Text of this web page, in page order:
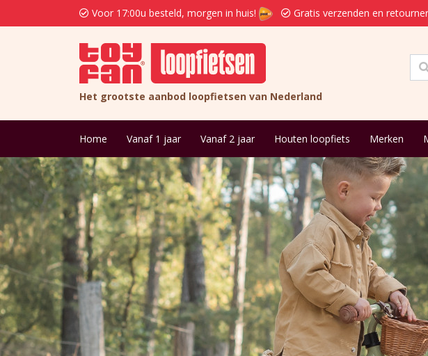
Voor 17:00u besteld, morgen in huis! Gratis verzenden en
Het grootste aanbod loopfietsen van Nederland
Home Vanaf 1 jaar Vanaf 2 jaar Houten loopfiets Merken